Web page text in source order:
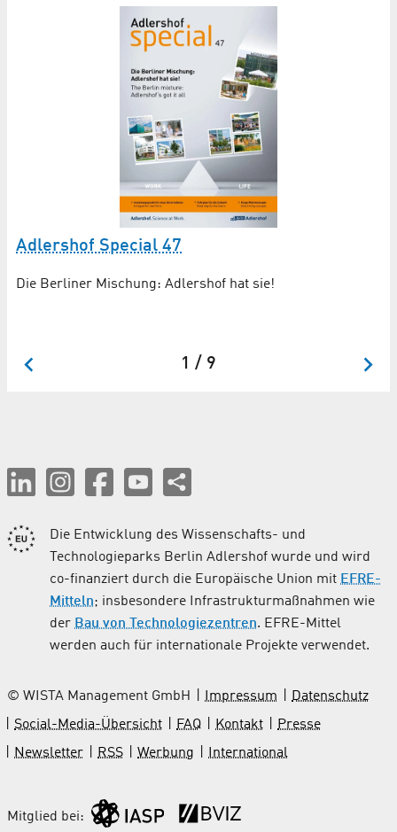
Adlershof Special 47
Die Berliner Mischung: Adlershof hat sie!
1 / 9
Die Entwicklung des Wissenschafts- und
Technologieparks Berlin Adlershof wurde und wird
co-finanziert durch die Europäische Union mit EFRE-
Mitteln; insbesondere Infrastrukturmaßnahmen wie
der Bau von Technologiezentren. EFRE-Mittel
werden auch für internationale Projekte verwendet.
© WISTA Management GmbH Impressum
Datenschutz
Social-Media-Übersicht
FAQ Kontakt
Presse
Newsletter
RSS Werbung International
Mitglied bei: